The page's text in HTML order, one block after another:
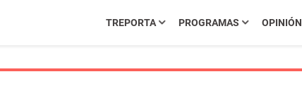
TREPORTA PROGRAMAS OPINIÓN